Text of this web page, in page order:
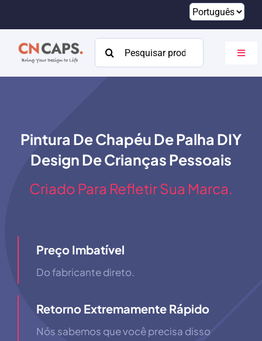
conteúdo
Procurar:
Catálogo
Pintura De Chapéu De Palha DIY
Design De Crianças Pessoais
Criado Para Refletir Sua Marca.
Preço Imbatível
Do fabricante direto.
Retorno Extremamente Rápido
Nós sabemos que você precisa disso